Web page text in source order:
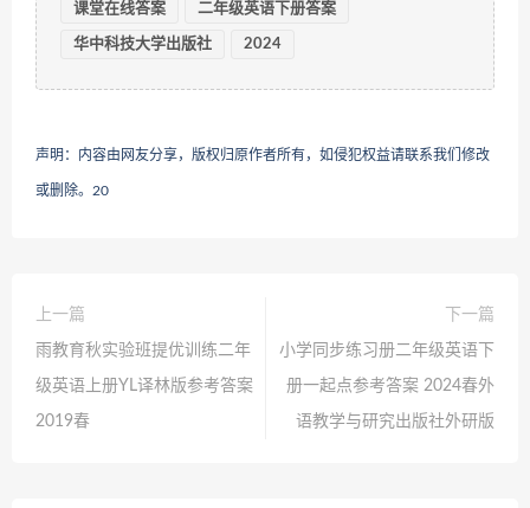
课堂在线答案 二年级英语下册答案
华中科技大学出版社 2024
声明：内容由网友分享，版权归原作者所有，如侵犯权益请联系我们修改
或删除。 20
上一篇
雨教育秋实验班提优训练二年
级英语上册YL译林版参考答案
2019春
下一篇
小学同步练习册二年级英语下
册一起点参考答案 2024春外
语教学与研究出版社外研版